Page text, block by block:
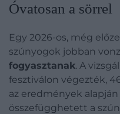
Óvatosan a sörrel
Egy 2026-os, még
szúnyogok jobban
fogyasztanak. A
fesztiválon végezték,
az eredmények
összefügghetett a